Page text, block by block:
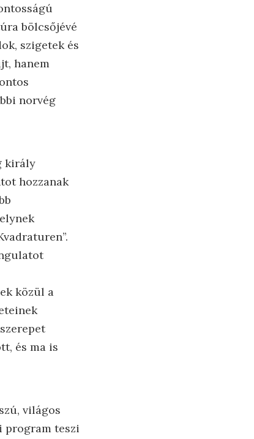
bölcsőjévé
szigetek és
hanem
norvég
király
hozzanak
közül a
és ma is
világos
program teszi